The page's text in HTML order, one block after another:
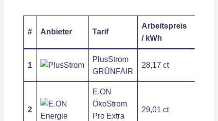
# Anbieter Tarif
Arbeitspreis
/ kWh
1
PlusStrom
GRÜNFAIR
28,17 ct
2
E.ON
ÖkoStrom
Pro Extra
29,01 ct